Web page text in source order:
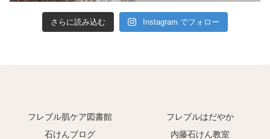
さらに読み込む Instagram でフォロー
フレブル肌ケア図書館
フレブルはだやか
石けんブログ
内藤石けん教室